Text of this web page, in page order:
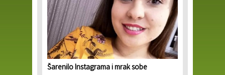
Šarenilo Instagrama i mrak sobe